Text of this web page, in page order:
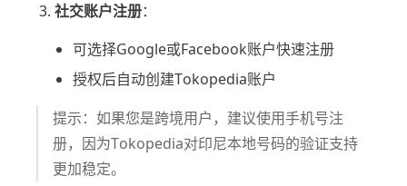
社交账户注册：
可选择Google或Facebook账户快速注册
授权后自动创建Tokopedia账户
提示：如果您是跨境用户，建议使用手机号注
册，因为Tokopedia对印尼本地号码的验证支持
更加稳定。